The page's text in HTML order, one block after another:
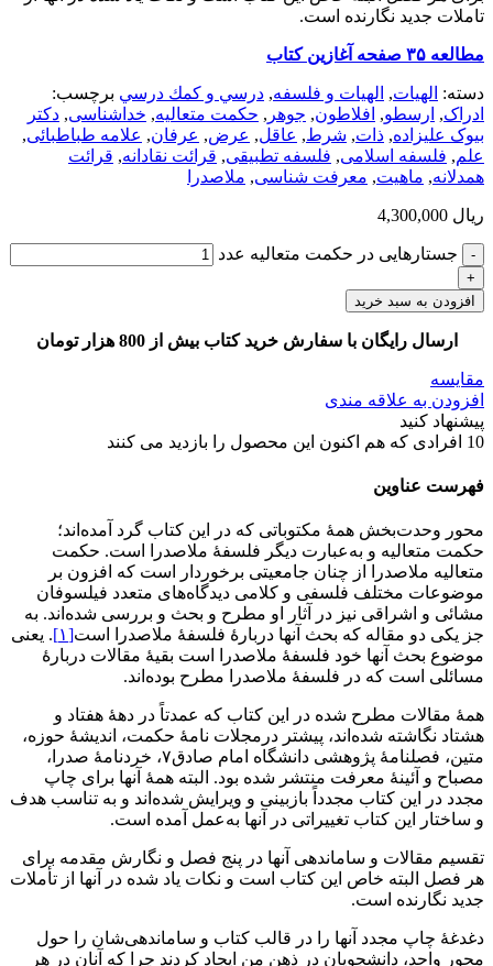
تاملات جدید نگارنده است.
مطالعه ۳۵ صفحه آغازین کتاب
دسته: الهيات, الهیات و فلسفه, درسي و كمك درسي برچسب:
ادراک, ارسطو, افلاطون, جوهر , حکمت متعالیه, خداشناسی, دکتر
بیوک علیزاده, ذات, شرط, عاقل, عرض, عرفان, علامه طباطبائی,
علم, فلسفه اسلامی, فلسفه تطبیقی, قرائت نقادانه, قرائت
همدلانه, ماهیت, معرفت شناسی, ملاصدرا
ریال
جستارهایی در حکمت متعالیه عدد
افزودن به سبد خرید
ارسال رایگان با سفارش خرید کتاب بیش از 800 هزار تومان
مقایسه
افزودن به علاقه مندی
پیشنهاد کنید
10 افرادی که هم اکنون این محصول را بازدید می کنند
فهرست عناوین
محور وحدت‌بخش همۀ مکتوباتی که در این کتاب گرد آمده‌اند؛
حکمت متعالیه و به‌عبارت دیگر فلسفۀ ملاصدرا است. حکمت
متعالیه ملاصدرا از چنان جامعیتی برخوردار است که افزون بر
موضوعات مختلف فلسفی و کلامی دیدگاه‌های متعدد فیلسوفان
مشائی و اشراقی نیز در آثار او مطرح و بحث و بررسی شده‌اند. به
جز یکی دو مقاله که بحث آنها دربارۀ فلسفۀ ملاصدرا است[۱]
. یعنی
موضوع‌ بحث آنها خود فلسفۀ ملاصدرا است بقیۀ مقالات دربارۀ
مسائلی است که در فلسفۀ ملاصدرا مطرح بوده‌اند.
همۀ مقالات مطرح شده در این کتاب که عمدتاً در دهۀ هفتاد و
هشتاد نگاشته شده‌اند، پیشتر درمجلات نامۀ حکمت، اندیشۀ حوزه،
متین، فصلنامۀ پژوهشی دانشگاه امام صادق۷، خردنامۀ صدرا،
مصباح و آئینۀ معرفت منتشر شده بود. البته همۀ آنها برای چاپ
مجدد در این کتاب مجدداً بازبینی و ویرایش شده‌اند و به تناسب هدف
و ساختار این کتاب تغییراتی در آنها به‌عمل آمده است.
تقسیم مقالات و ساماندهی آنها در پنج فصل و نگارش مقدمه برای
هر فصل البته خاص این کتاب است و نکات یاد شده در آنها از تأملات
جدید نگارنده است.
دغدغۀ چاپ مجدد آنها را در قالب کتاب و ساماندهی‌شان را حول
محور واحد، دانشجویان در ذهن من ایجاد کردند چرا که آنان در هر